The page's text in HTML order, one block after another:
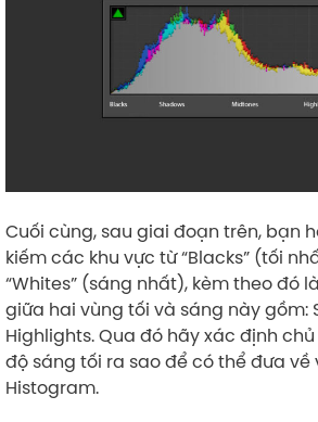
Cuối cùng, sau giai đoạn trên, bạn
kiếm các khu vực từ “Blacks” (tối
“Whites” (sáng nhất), kèm theo đó
giữa hai vùng tối và sáng này gồm:
Highlights. Qua đó hãy xác định
độ sáng tối ra sao để có thể đưa về
Histogram.